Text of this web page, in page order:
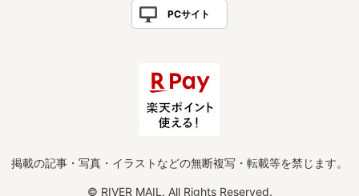
PCサイト
掲載の記事・写真・イラストなどの無断複写・転載等を禁じます。
© RIVER MAIL. All Rights Reserved.